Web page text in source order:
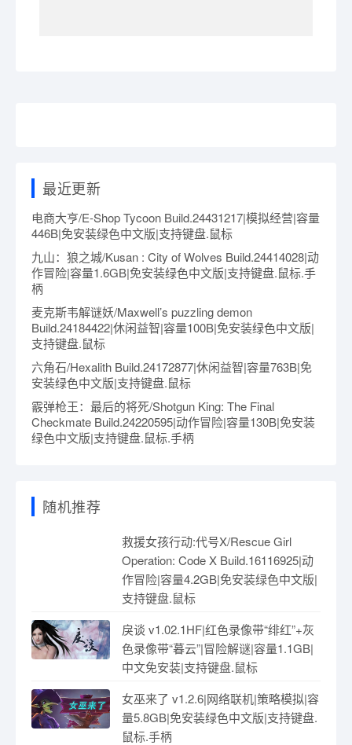
最近更新
电商大亨/E-Shop Tycoon Build.24431217|模拟经营|容量
446B|免安装绿色中文版|支持键盘.鼠标
九山：狼之城/Kusan : City of Wolves Build.24414028|动
作冒险|容量1.6GB|免安装绿色中文版|支持键盘.鼠标.手
柄
麦克斯韦解谜妖/Maxwell’s puzzling demon
Build.24184422|休闲益智|容量100B|免安装绿色中文版|
支持键盘.鼠标
六角石/Hexalith Build.24172877|休闲益智|容量763B|免
安装绿色中文版|支持键盘.鼠标
霰弹枪王：最后的将死/Shotgun King: The Final
Checkmate Build.24220595|动作冒险|容量130B|免安装
绿色中文版|支持键盘.鼠标.手柄
随机推荐
救援女孩行动:代号X/Rescue Girl
Operation: Code X Build.16116925|动
作冒险|容量4.2GB|免安装绿色中文版|
支持键盘.鼠标
戾谈 v1.02.1HF|红色录像带“绯红”+灰
色录像带“暮云”|冒险解谜|容量1.1GB|
中文免安装|支持键盘.鼠标
女巫来了 v1.2.6|网络联机|策略模拟|容
量5.8GB|免安装绿色中文版|支持键盘.
鼠标.手柄